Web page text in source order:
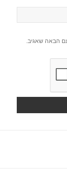
הבאה שאגיב.